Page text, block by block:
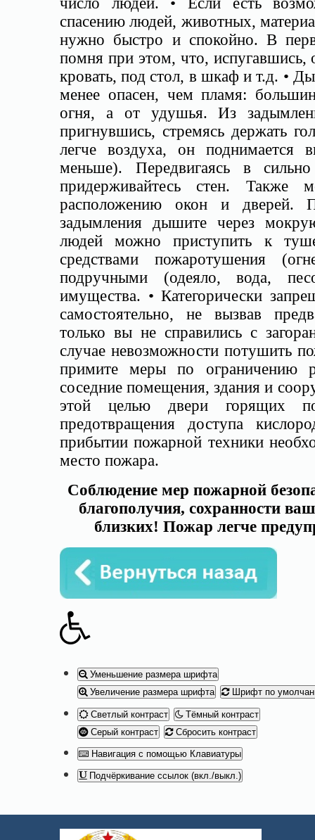
спасению людей, животных,
нужно быстро и спокойно. В
помня при этом, что, испугавшись,
кровать, под стол, в шкаф и т.д. •
менее опасен, чем пламя:
огня, а от удушья. Из
пригнувшись, стремясь держать
легче воздуха, он поднимается
меньше). Передвигаясь в
придерживайтесь стен. Также
расположению окон и дверей.
задымления дышите через
людей можно приступить к
средствами пожаротушения
подручными (одеяло, вода,
имущества. • Категорически
самостоятельно, не вызвав
только вы не справились с
случае невозможности потушить
примите меры по ограничению
соседние помещения, здания и
этой целью двери горящих
предотвращения доступа
прибытии пожарной техники
место пожара.
Соблюдение мер пожарной
благополучия, сохранности
близких! Пожар легче
Уменьшение размера шрифта
Увеличение размера шрифта
Шрифт по
Светлый контраст
Тёмный контраст
Серый контраст
Сбросить контраст
Навигация с помощью Клавиатуры
Подчёркивание ссылок (вкл./выкл.)